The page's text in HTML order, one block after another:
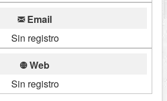
Email
Sin registro
Web
Sin registro